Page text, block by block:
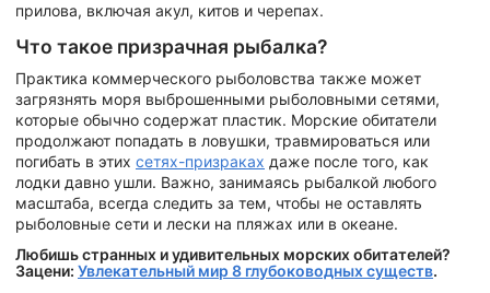
прилова, включая акул, китов и черепах.
Что такое призрачная рыбалка?
Практика коммерческого рыболовства также может
загрязнять моря выброшенными рыболовными сетями,
которые обычно содержат пластик. Морские обитатели
продолжают попадать в ловушки, травмироваться или
погибать в этих сетях-призраках даже после того, как
лодки давно ушли. Важно, занимаясь рыбалкой любого
масштаба, всегда следить за тем, чтобы не оставлять
рыболовные сети и лески на пляжах или в океане.
Любишь странных и удивительных морских обитателей?
Зацени: Увлекательный мир 8 глубоководных существ.